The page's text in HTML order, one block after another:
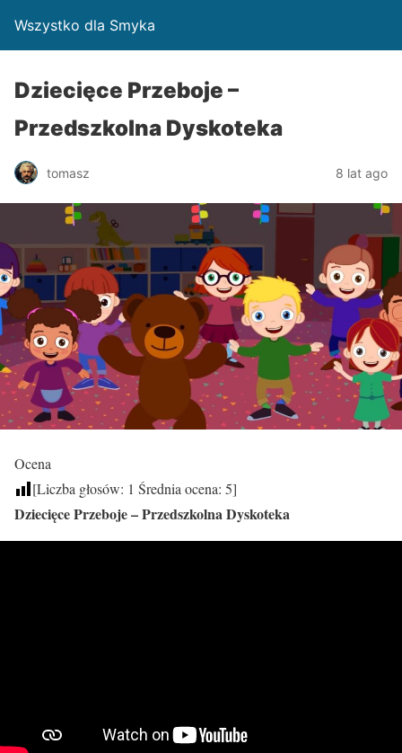
Wszystko dla Smyka
Dziecięce Przeboje –
Przedszkolna Dyskoteka
tomasz 8 lat ago
Ocena
[Liczba głosów: 1 Średnia ocena: 5]
Dziecięce Przeboje – Przedszkolna Dyskoteka